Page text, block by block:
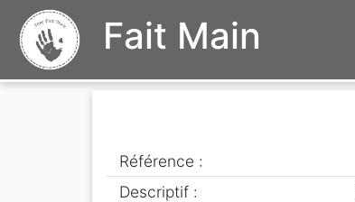
Fait Main
Référence :
Descriptif :